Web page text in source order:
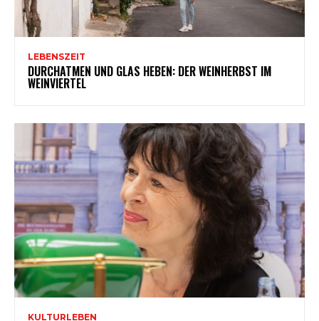
LEBENSZEIT
DURCHATMEN UND GLAS HEBEN: DER WEINHERBST IM
WEINVIERTEL
KULTURLEBEN